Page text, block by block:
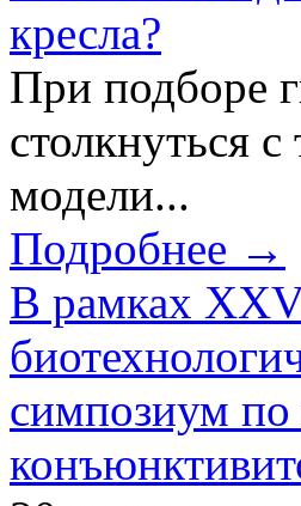
кресла?
При подборе
столкнуться
модели...
Подробнее →
В рамках
симпозиум по